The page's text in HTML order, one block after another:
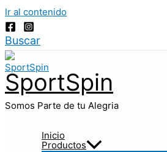
Ir al contenido
Buscar
SportSpin
Somos Parte de tu Alegria
Inicio
Productos